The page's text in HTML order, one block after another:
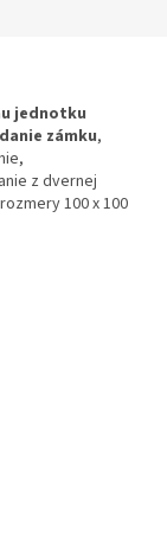
jednotku
zámku,
z dvernej
100 x 100